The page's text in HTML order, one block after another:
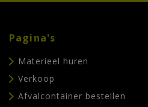
Pagina's
Materieel huren
Verkoop
Afvalcontainer bestellen